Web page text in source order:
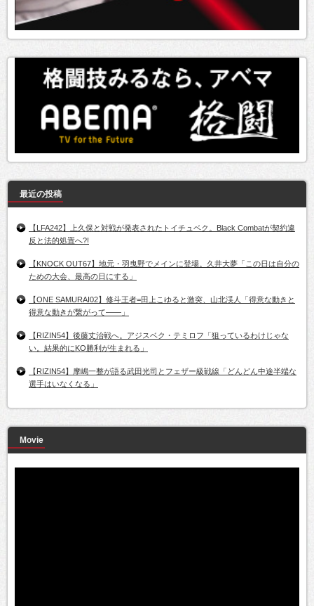
最近の投稿
【LFA242】上久保と対戦が発表されたトイチュベク。Black Combatが契約違
反と法的処置へ?!
【KNOCK OUT67】地元・羽曳野でメインに登場。久井大夢「この日は自分の
ための大会、最高の日にする」
【ONE SAMURAI02】修斗王者=田上こゆると激突、山北渓人「得意な動きと
得意な動きが繋がって――」
【RIZIN54】後藤丈治戦へ。アジスベク・テミロフ「狙っているわけじゃな
い。結果的にKO勝利が生まれる」
【RIZIN54】摩嶋一整が語る武田光司とフェザー級戦線「どんどん中途半端な
選手はいなくなる」
Movie